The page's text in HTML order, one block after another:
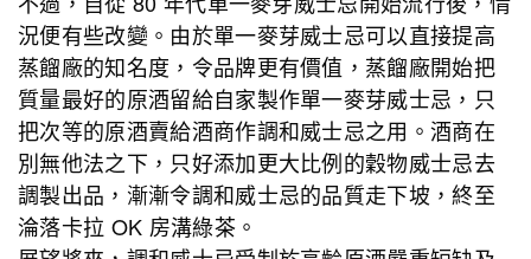
況便有些改變。由於單一麥芽威士忌可以直接提高
蒸餾廠的知名度，令品牌更有價值，蒸餾廠開始把
質量最好的原酒留給自家製作單一麥芽威士忌，只
把次等的原酒賣給酒商作調和威士忌之用。酒商在
別無他法之下，只好添加更大比例的穀物威士忌去
調製出品，漸漸令調和威士忌的品質走下坡，終至
淪落卡拉 OK 房溝綠茶。